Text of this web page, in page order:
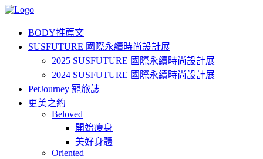
BODY推薦文
SUSFUTURE 國際永續時尚設計展
2025 SUSFUTURE 國際永續時尚設計展
2024 SUSFUTURE 國際永續時尚設計展
PetJourney 寵旅誌
更美之約
Beloved
開始瘦身
美好身體
Oriented